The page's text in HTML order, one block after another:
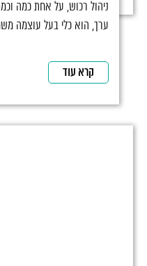
ניהול רכוש, על אחת כמה
ערך, הוא כלי בעל עוצמה
קרא עוד